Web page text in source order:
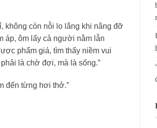
không còn nỗi lo lắng khi nâng đỡ
áp, ôm lấy cả người nằm lẫn
phẩm giá, tìm thấy niềm vui
là chờ đợi, mà là sống.”
đến từng hơi thở.”